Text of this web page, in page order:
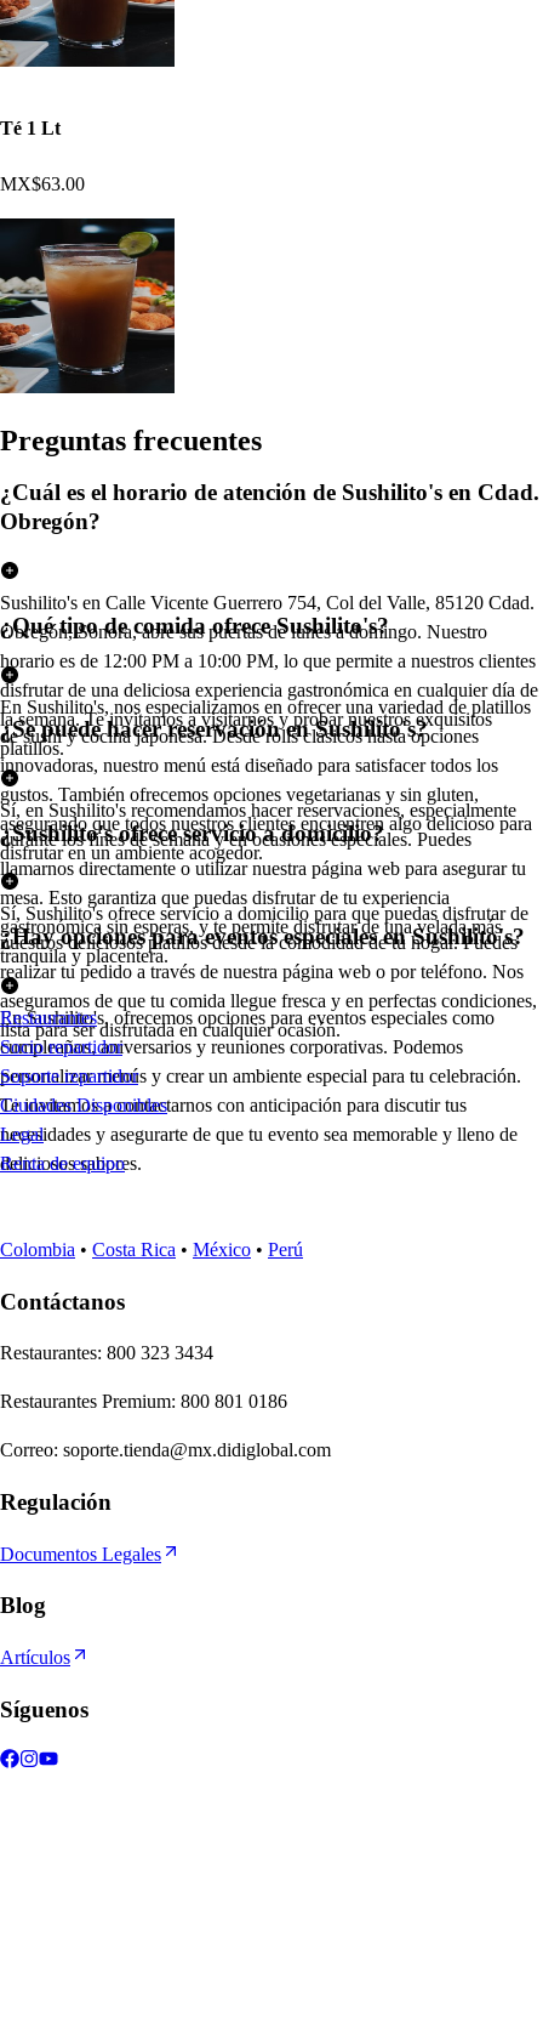
Té 1 Lt
MX$63.00
Preguntas frecuentes
¿Cuál es el horario de atención de Sushilito's en Cdad.
Obregón?
Sushilito's en Calle Vicente Guerrero 754, Col del Valle, 85120 Cdad.
Obregón, Sonora, abre sus puertas de lunes a domingo. Nuestro
horario es de 12:00 PM a 10:00 PM, lo que permite a nuestros clientes
disfrutar de una deliciosa experiencia gastronómica en cualquier día de
la semana. Te invitamos a visitarnos y probar nuestros exquisitos
platillos.
¿Qué tipo de comida ofrece Sushilito's?
En Sushilito's, nos especializamos en ofrecer una variedad de platillos
de sushi y cocina japonesa. Desde rolls clásicos hasta opciones
innovadoras, nuestro menú está diseñado para satisfacer todos los
gustos. También ofrecemos opciones vegetarianas y sin gluten,
asegurando que todos nuestros clientes encuentren algo delicioso para
disfrutar en un ambiente acogedor.
¿Se puede hacer reservación en Sushilito's?
Sí, en Sushilito's recomendamos hacer reservaciones, especialmente
durante los fines de semana y en ocasiones especiales. Puedes
llamarnos directamente o utilizar nuestra página web para asegurar tu
mesa. Esto garantiza que puedas disfrutar de tu experiencia
gastronómica sin esperas, y te permite disfrutar de una velada más
tranquila y placentera.
¿Sushilito's ofrece servicio a domicilio?
Sí, Sushilito's ofrece servicio a domicilio para que puedas disfrutar de
nuestros deliciosos platillos desde la comodidad de tu hogar. Puedes
realizar tu pedido a través de nuestra página web o por teléfono. Nos
aseguramos de que tu comida llegue fresca y en perfectas condiciones,
lista para ser disfrutada en cualquier ocasión.
¿Hay opciones para eventos especiales en Sushilito's?
En Sushilito's, ofrecemos opciones para eventos especiales como
cumpleaños, aniversarios y reuniones corporativas. Podemos
personalizar menús y crear un ambiente especial para tu celebración.
Te invitamos a contactarnos con anticipación para discutir tus
necesidades y asegurarte de que tu evento sea memorable y lleno de
deliciosos sabores.
Restaurantes
Socio repartidor
Soporte repartidor
Ciudades Disponibles
Legal
Renta de equipo
Colombia • Costa Rica • México • Perú
Contáctanos
Restaurantes: 800 323 3434
Restaurantes Premium: 800 801 0186
Correo: soporte.tienda@mx.didiglobal.com
Regulación
Documentos Legales
Blog
Artículos
Síguenos